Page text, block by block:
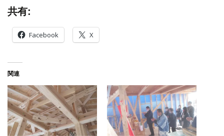
共有:
Facebook X
関連